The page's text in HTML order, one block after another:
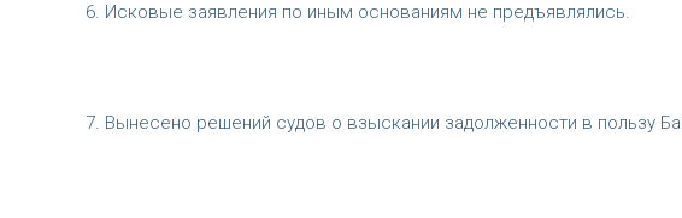
6. Исковые заявления по иным основаниям не предъявлялись.
7. Вынесено решений судов о взыскании задолженности в пользу